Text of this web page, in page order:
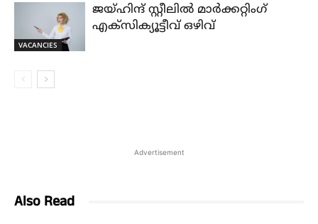
VACANCIES
ജയ്‌ഹിന്ദ്‌ സ്റ്റീലിൽ മാർക്കറ്റിംഗ്
എക്സിക്യൂട്ടീവ് ഒഴിവ്
Advertisement
Also Read